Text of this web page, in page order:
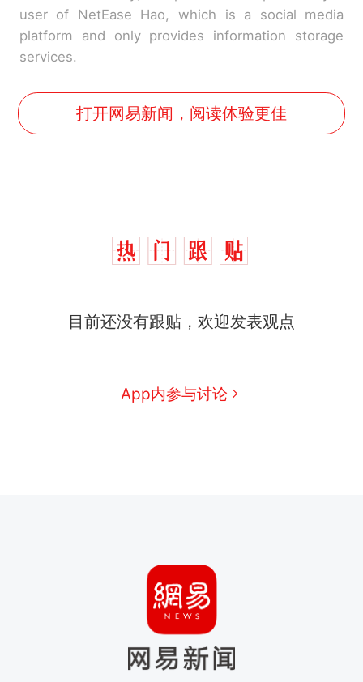
user of NetEase Hao, which is a social media
platform and only provides information storage
services.
打开网易新闻，阅读体验更佳
目前还没有跟贴，欢迎发表观点
App内参与讨论